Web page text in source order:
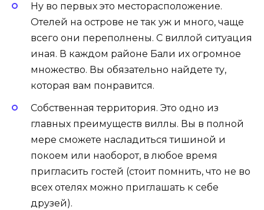
Ну во первых это месторасположение.
Отелей на острове не так уж и много, чаще
всего они переполнены. С виллой ситуация
иная. В каждом районе Бали их огромное
множество. Вы обязательно найдете ту,
которая вам понравится.
Собственная территория. Это одно из
главных преимуществ виллы. Вы в полной
мере сможете насладиться тишиной и
покоем или наоборот, в любое время
пригласить гостей (стоит помнить, что не во
всех отелях можно приглашать к себе
друзей).